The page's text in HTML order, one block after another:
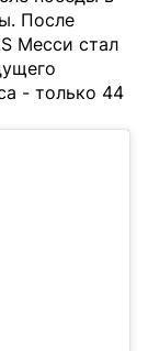
После
Месси стал
- только 44